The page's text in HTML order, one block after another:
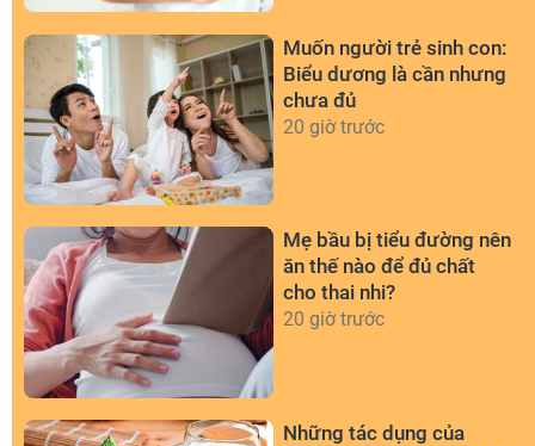
Muốn người trẻ sinh con:
Biểu dương là cần nhưng
chưa đủ
20 giờ trước
Mẹ bầu bị tiểu đường nên
ăn thế nào để đủ chất
cho thai nhi?
20 giờ trước
Những tác dụng của